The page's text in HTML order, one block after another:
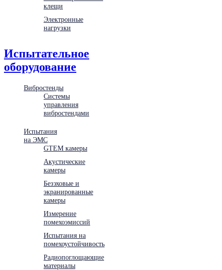
клещи
Электронные
нагрузки
Испытательное
оборудование
Вибростенды
Системы
управления
вибростендами
Испытания
на ЭМС
GTEM камеры
Акустические
камеры
Безэховые и
экранированные
камеры
Измерение
помехоэмиссий
Испытания на
помехоустойчивость
Радиопоглощающие
материалы